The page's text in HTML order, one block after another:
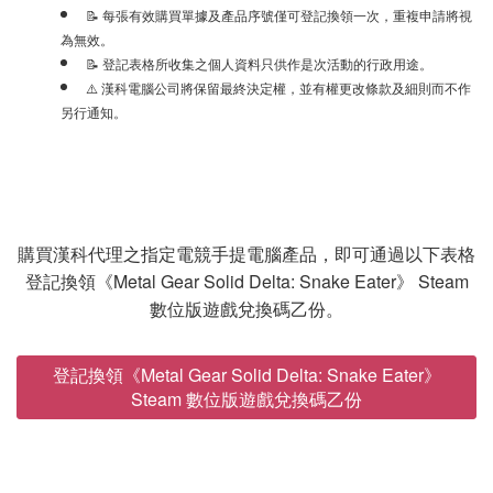
📝 每張有效購買單據及產品序號僅可登記換領一次，重複申請將視
為無效。
📝 登記表格所收集之個人資料只供作是次活動的行政用途。
⚠️ 漢科電腦公司將保留最終決定權，並有權更改條款及細則而不作
另行通知。
購買漢科代理之指定電競手提電腦產品，即可通過以下表格
登記換領《Metal Gear Solid Delta: Snake Eater》 Steam
數位版遊戲兌換碼乙份。
登記換領《Metal Gear Solid Delta: Snake Eater》
Steam 數位版遊戲兌換碼乙份